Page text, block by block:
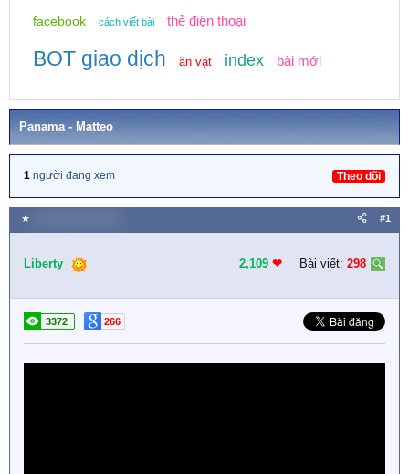
facebook cách viết bài thẻ điện thoại
BOT giao dịch ăn vặt index bài mới
Panama - Matteo
1 người đang xem Theo dõi
★ #1
Liberty 2,109 ❤︎ Bài viết: 298
3372 266